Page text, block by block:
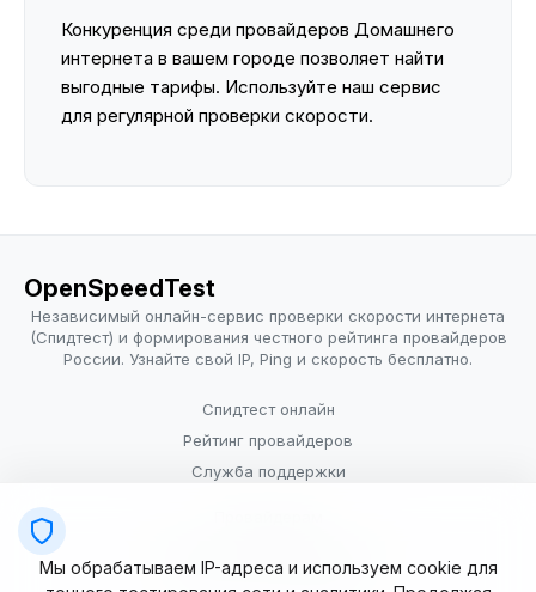
Конкуренция среди провайдеров Домашнего
интернета в вашем городе позволяет найти
выгодные тарифы. Используйте наш сервис
для регулярной проверки скорости.
OpenSpeedTest
Независимый онлайн-сервис проверки скорости интернета
(Спидтест) и формирования честного рейтинга провайдеров
России. Узнайте свой IP, Ping и скорость бесплатно.
Спидтест онлайн
Рейтинг провайдеров
Служба поддержки
Условия использования
Мы обрабатываем IP-адреса и используем cookie для